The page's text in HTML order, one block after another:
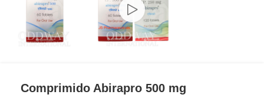
Comprimido Abirapro 500 mg